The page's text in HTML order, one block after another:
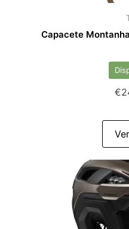
Capacete
€